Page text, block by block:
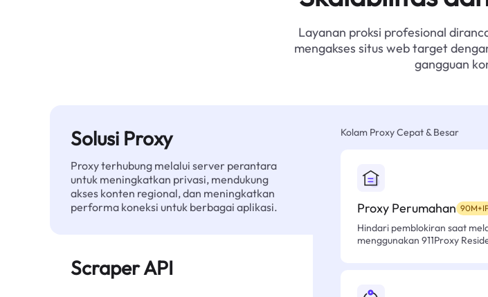
Layanan proksi profesional
mengakses situs web target
gangguan
Solusi Proxy
Proxy terhubung melalui server perantara
untuk meningkatkan privasi, mendukung
akses konten regional, dan meningkatkan
performa koneksi untuk berbagai aplikasi.
Scraper API
Kolam Proxy Cepat & Besar
Proxy Perumahan
Hindari pemblokiran saat
menggunakan 911Proxy